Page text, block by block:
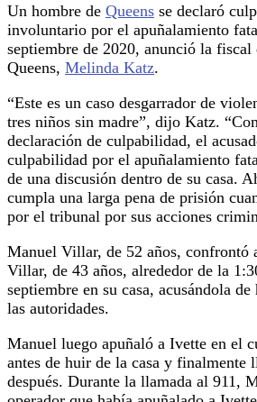
Un hombre de Queens se declaró
involuntario por el apuñalamiento
septiembre de 2020, anunció la
Queens, Melinda Katz.
“Este es un caso desgarrador de
tres niños sin madre”, dijo Katz.
declaración de culpabilidad, el
culpabilidad por el apuñalamiento
de una discusión dentro de su casa.
cumpla una larga pena de prisión
por el tribunal por sus acciones
Manuel Villar, de 52 años, confrontó
Villar, de 43 años, alrededor de la
septiembre en su casa, acusándola
las autoridades.
Manuel luego apuñaló a Ivette en el
antes de huir de la casa y finalmente
después. Durante la llamada al 911,